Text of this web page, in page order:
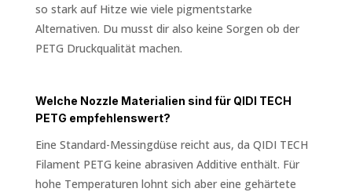
so stark auf Hitze wie viele pigmentstarke
Alternativen. Du musst dir also keine Sorgen ob der
PETG Druckqualität machen.
Welche Nozzle Materialien sind für QIDI TECH
PETG empfehlenswert?
Eine Standard-Messingdüse reicht aus, da QIDI TECH
Filament PETG keine abrasiven Additive enthält. Für
hohe Temperaturen lohnt sich aber eine gehärtete